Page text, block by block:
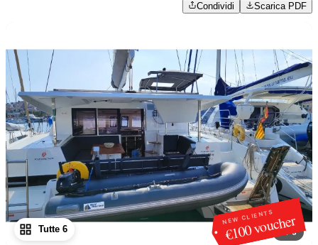
Condividi Scarica PDF
NEW CLIENTS
€100 voucher
1 /6
Tutte 6